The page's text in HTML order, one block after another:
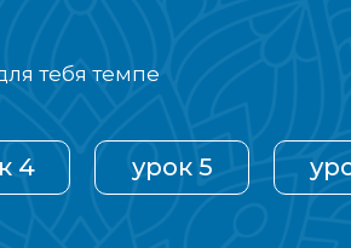
тебя темпе
4 урок 5